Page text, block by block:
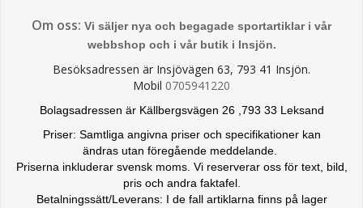
Om oss: Vi säljer nya och begagade sportartiklar i vår
webbshop och i vår butik i Insjön.
Besöksadressen är Insjövägen 63, 793 41 Insjön.
Mobil 0705941220
Bolagsadressen är Källbergsvägen 26 ,793 33 Leksand
Priser: Samtliga angivna priser och specifikationer kan
ändras utan föregående meddelande.
Priserna inkluderar svensk moms. Vi reserverar oss för text, bild,
pris och andra faktafel.
Betalningssätt/Leverans: I de fall artiklarna finns på lager